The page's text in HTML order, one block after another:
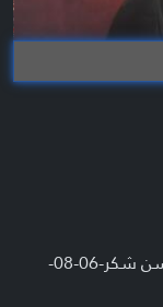
ذكرى أسبوع القائد الجهادي الكبير السيد محسن شكر-06-08-